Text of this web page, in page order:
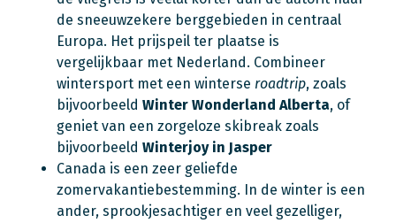
de sneeuwzekere berggebieden in centraal
Europa. Het prijspeil ter plaatse is
vergelijkbaar met Nederland. Combineer
wintersport met een winterse roadtrip, zoals
bijvoorbeeld Winter Wonderland Alberta, of
geniet van een zorgeloze skibreak zoals
bijvoorbeeld Winterjoy in Jasper
Canada is een zeer geliefde
zomervakantiebestemming. In de winter is een
ander, sprookjesachtiger en veel gezelliger,